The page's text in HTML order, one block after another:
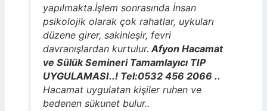
yapılmakta.İşlem sonrasında İnsan
psikolojik olarak çok rahatlar, uykuları
düzene girer, sakinleşir, fevri
davranışlardan kurtulur. Afyon Hacamat
ve Sülük Semineri Tamamlayıcı TIP
UYGULAMASI..! Tel:0532 456 2066 ..
Hacamat uygulatan kişiler ruhen ve
bedenen sükunet bulur..